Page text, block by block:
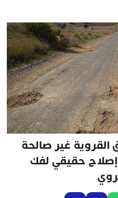
القروية غير صالحة
حقيقي لفك